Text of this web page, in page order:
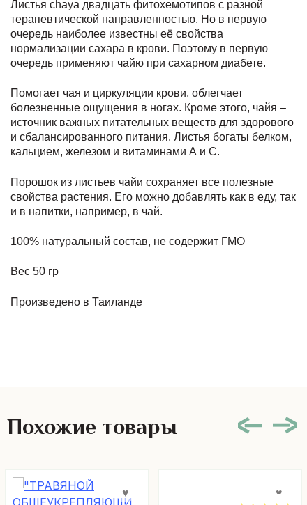
Листья chaya двадцать фитохемотипов с разной
терапевтической направленностью. Но в первую
очередь наиболее известны её свойства
нормализации сахара в крови. Поэтому в первую
очередь применяют чайю при сахарном диабете.
Помогает чая и циркуляции крови, облегчает
болезненные ощущения в ногах. Кроме этого, чайя –
источник важных питательных веществ для здорового
и сбалансированного питания. Листья богаты белком,
кальцием, железом и витаминами А и С.
Порошок из листьев чайи сохраняет все полезные
свойства растения. Его можно добавлять как в еду, так
и в напитки, например, в чай.
100% натуральный состав, не содержит ГМО
Вес 50 гр
Произведено в Таиланде
Похожие товары